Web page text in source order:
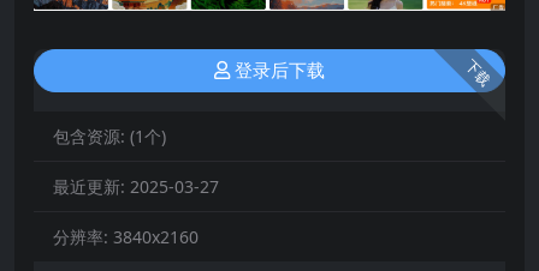
下载
登录后下载
包含资源: (1个)
最近更新: 2025-03-27
分辨率: 3840x2160